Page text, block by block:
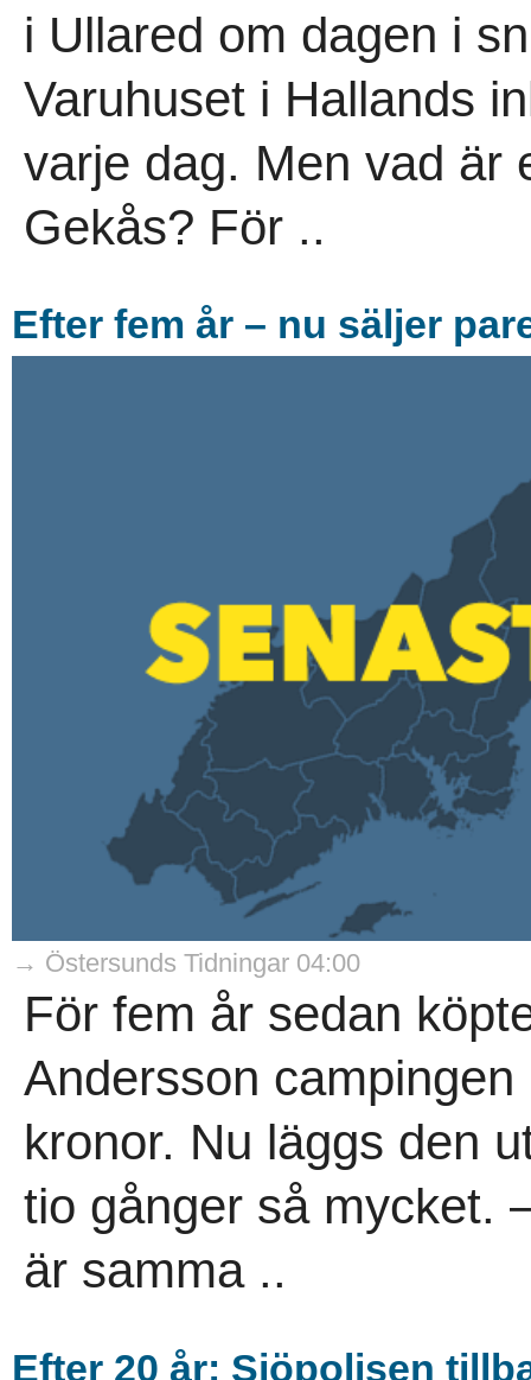
i Ullared om dagen i
Varuhuset i Hallands
varje dag. Men vad är
Gekås? För ..
Efter fem år – nu säljer
→ Östersunds Tidningar 04:00
För fem år sedan
Andersson
kronor. Nu läggs den
tio gånger så mycket.
är samma ..
Efter 20 år: Sjöpolisen